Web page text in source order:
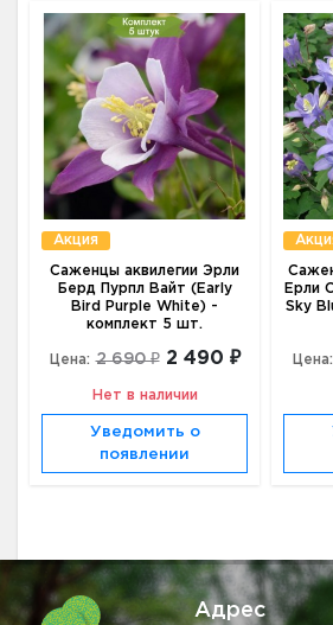
Акция
Саженцы аквилегии Эрли
Берд Пурпл Вайт (Early
Bird Purple White) -
комплект 5 шт.
Цена: 2 690 ₽ 2 490 ₽
Нет в наличии
Уведомить о
появлении
Ерли
Sky
Цена:
Адрес